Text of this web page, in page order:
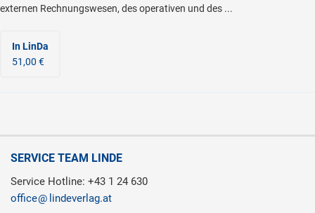
externen Rechnungswesen, des operativen und des ...
In LinDa
51,00 €
SERVICE TEAM LINDE
Service Hotline: +43 1 24 630
office
lindeverlag.at